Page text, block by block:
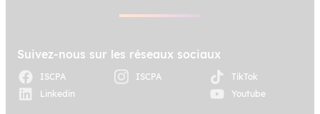
Suivez-nous sur les réseaux sociaux
ISCPA ISCPA
TikTok
Linkedin
Youtube